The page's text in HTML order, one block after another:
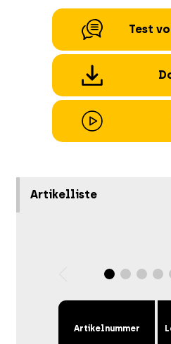
Test
Artikelliste
Artikelnummer